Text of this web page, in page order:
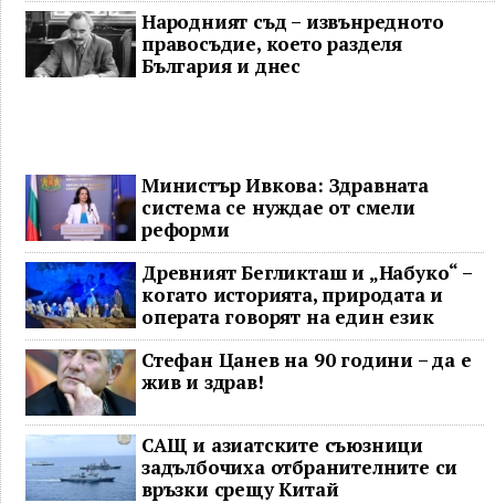
Народният съд – извънредното
правосъдие, което разделя
България и днес
Министър Ивкова: Здравната
система се нуждае от смели
реформи
Древният Бегликташ и „Набуко“ –
когато историята, природата и
операта говорят на един език
Стефан Цанев на 90 години – да е
жив и здрав!
САЩ и азиатските съюзници
задълбочиха отбранителните си
връзки срещу Китай